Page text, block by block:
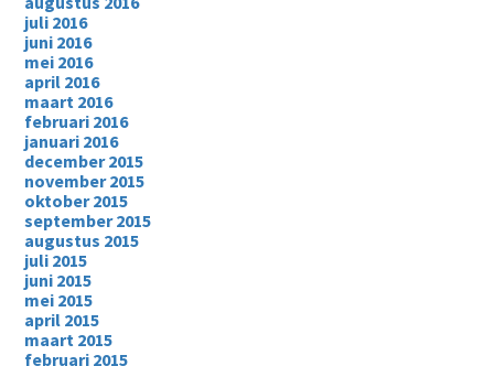
juli 2016
juni 2016
mei 2016
april 2016
maart 2016
februari 2016
januari 2016
december 2015
november 2015
oktober 2015
september 2015
augustus 2015
juli 2015
juni 2015
mei 2015
april 2015
maart 2015
februari 2015